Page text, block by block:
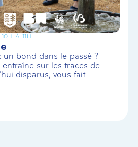
À 11H
un bond dans le passé ?
entraîne sur les traces de
disparus, vous fait